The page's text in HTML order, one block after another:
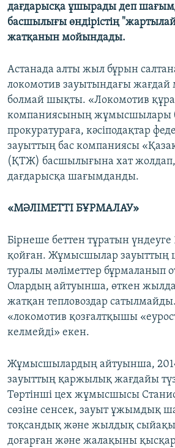
дағдарысқа ұшырады деп
басшылығы өндірістің
жатқанын мойындады.
Астанада алты жыл бұрын
локомотив зауытындағы жағдай
болмай шықты. «Локомотив
компаниясының жұмысшылары
прокуратураға, кәсіподақтар
зауыттың бас компаниясы
(ҚТЖ) басшылығына хат жолдап,
дағдарысқа шағымданды.
«МӘЛІМЕТТІ БҰРМАЛАУ»
Бірнеше беттен тұратын үндеуге
қойған. Жұмысшылар зауыттың
туралы мәліметтер бұрмаланып
Олардың айтуынша, өткен
жатқан тепловоздар
«локомотив қозғалтқышы
келмейді» екен.
Жұмысшылардың айтуынша,
зауыттың қаржылық жағдайы
Төртінші цех жұмысшысы
сөзіне сенсек, зауыт ұжымдық
тоқсандық және жылдық
доғарған және жалақыны